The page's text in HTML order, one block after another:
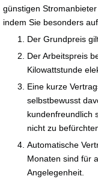
günstigen
indem Sie besonders
Der Grundpreis
Der Arbeitspreis
Kilowattstunde
Eine kurze
selbstbewusst
kundenfreundlich
nicht zu
Automatische
Monaten sind für
Angelegenheit.